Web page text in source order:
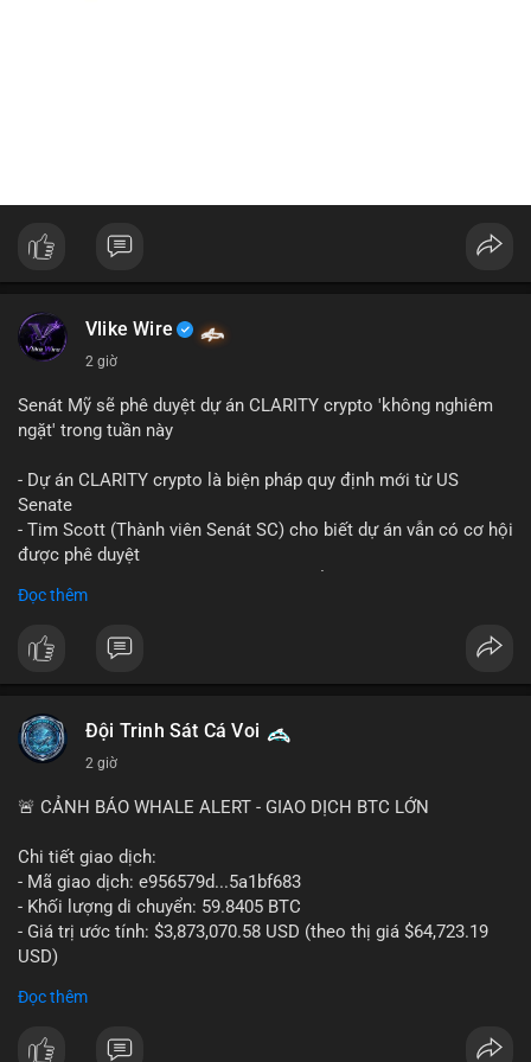
Vlike Wire
2 giờ
Senát Mỹ sẽ phê duyệt dự án CLARITY crypto 'không nghiêm
ngặt' trong tuần này
- Dự án CLARITY crypto là biện pháp quy định mới từ US
Senate
- Tim Scott (Thành viên Senát SC) cho biết dự án vẫn có cơ hội
được phê duyệt
trình
$btc $eth
#vlikevn #titanbot
Đọc thêm
Đội Trinh Sát Cá Voi
2 giờ
🚨 CẢNH BÁO WHALE ALERT - GIAO DỊCH BTC LỚN
Chi tiết giao dịch:
- Mã giao dịch: e956579d...5a1bf683
- Khối lượng di chuyển: 59.8405 BTC
- Giá trị ước tính: $3,873,070.58 USD (theo thị giá $64,723.19
USD)
kích hoạt di chuyển trong mempool. Với quy mô này, khả năng
Đọc thêm